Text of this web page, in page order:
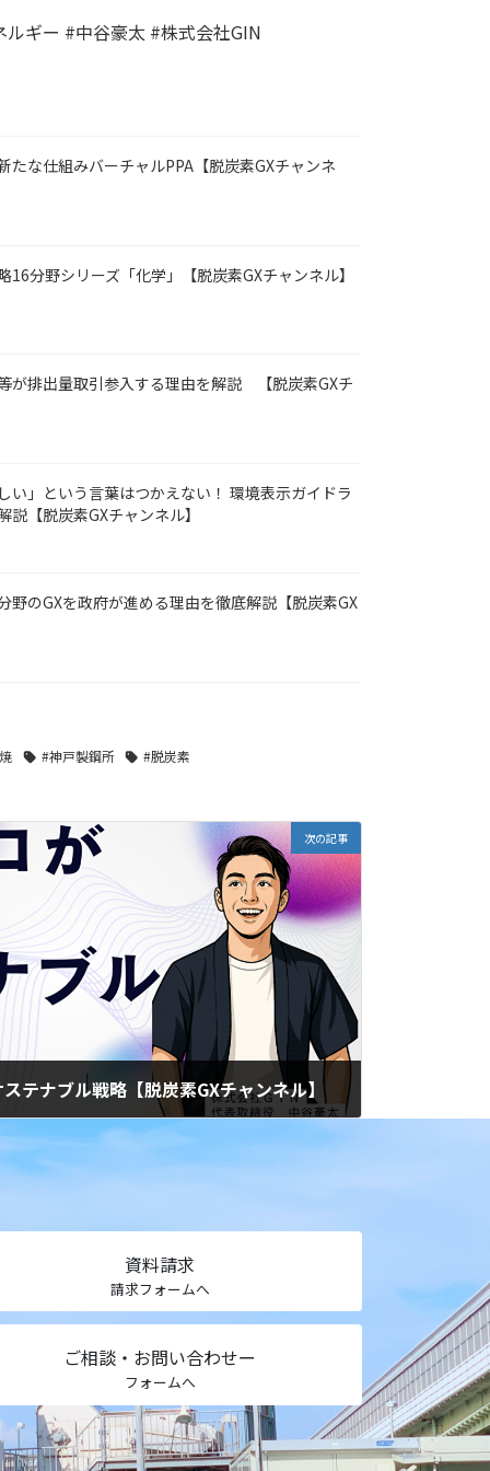
ギー #中谷豪太 #株式会社GIN
たな仕組みバーチャルPPA【脱炭素GXチャンネ
16分野シリーズ「化学」【脱炭素GXチャンネル】
が排出量取引参入する理由を解説 【脱炭素GXチ
い」という言葉はつかえない！ 環境表示ガイドラ
説【脱炭素GXチャンネル】
野のGXを政府が進める理由を徹底解説【脱炭素GX
#神戸製鋼所 #脱炭素
次の記事
テナブル戦略【脱炭素GXチャンネル】
資料請求
請求フォームへ
ご相談・お問い合わせー
フォームへ